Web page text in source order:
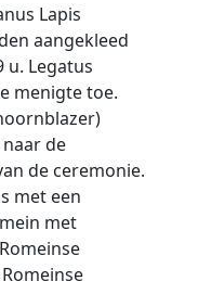
Lapis
aangekleed
u. Legatus
menigte toe.
de
de ceremonie.
met een
met